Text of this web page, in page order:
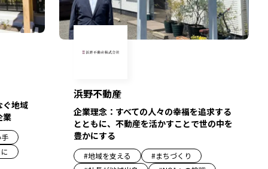
ぐ地域
業
浜野不動産
企業理念：すべての人々の幸福を追求する
とともに、不動産を活かすことで世の中を
豊かにする
#地域を支える #まちづくり